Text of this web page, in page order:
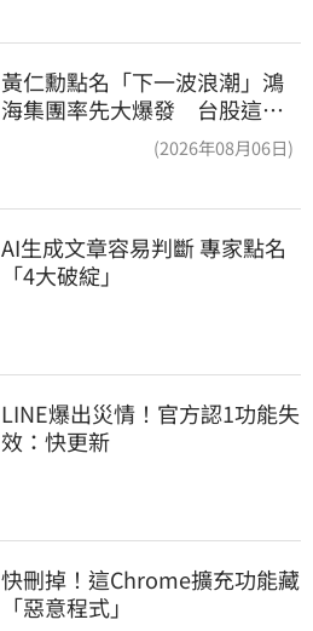
黃仁勳點名「下一波浪潮」鴻
海集團率先大爆發 台股這族
(2026年08月06日)
AI生成文章容易判斷 專家點名
「4大破綻」
LINE爆出災情！官方認1功能失
效：快更新
快刪掉！這Chrome擴充功能藏
「惡意程式」